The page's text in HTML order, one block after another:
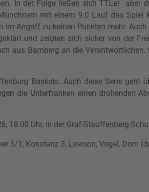
In der Folge ließen sich TTLer aber
mit einem 9:0 Lauf das Spiel
Angriff zu keinen Punkten mehr. Auch
und zeigten sich sicher von der
aus Bamberg an die Verantwortlichen,
Baskets. Auch diese Serie geht
die Unterfranken einen drohenden
18.00 Uhr, in der Graf-Stauffenberg-
5/1, Konstanz 3, Lawson, Vogel, Dorn